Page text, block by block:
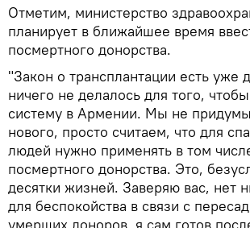
Отметим, министерство
планирует в ближайшее время
посмертного донорства.
"Закон о трансплантации есть уже
ничего не делалось для того,
систему в Армении. Мы не
нового, просто считаем, что для
людей нужно применять в том
посмертного донорства. Это,
десятки жизней. Заверяю вас, нет
для беспокойства в связи с